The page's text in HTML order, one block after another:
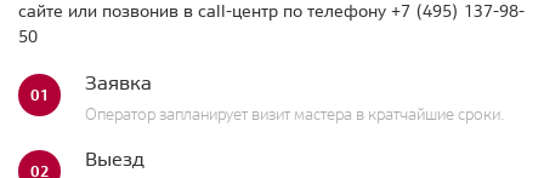
сайте или позвонив в call-центр по телефону +7 (495) 137-98-
50
01 Заявка
Оператор запланирует визит мастера в кратчайшие сроки.
02 Выезд